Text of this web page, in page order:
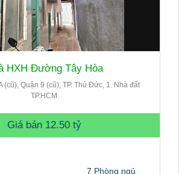
HXH Đường Tây Hòa
(cũ), Quận 9 (cũ), TP. Thủ Đức, 1. Nhà đất
TP.HCM
Giá bán 12.50 tỷ
7 Phòng ngủ